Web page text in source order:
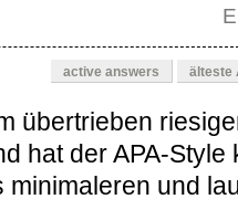
active answers älteste
übertrieben
hat der APA-
minimaleren und